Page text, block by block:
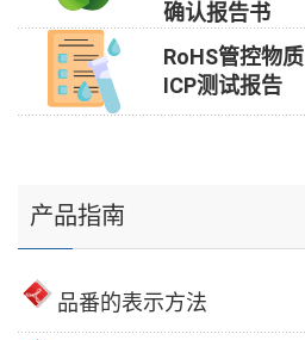
确认报告书
RoHS管控物质
ICP测试报告
产品指南
品番的表示方法